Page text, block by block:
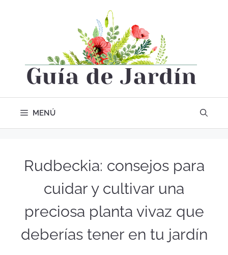
MENÚ
Rudbeckia: consejos para
cuidar y cultivar una
preciosa planta vivaz que
deberías tener en tu jardín